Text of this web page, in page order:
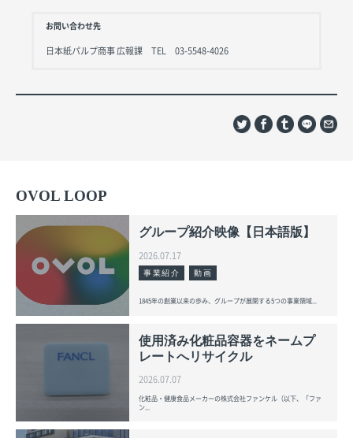
お問い合わせ先
日本紙パルプ商事 広報課 TEL 03-5548-4026
OVOL LOOP
グループ紹介映像【日本語版】
2026.07.17
事業紹介
動画
1845年の創業以来の歩み、グループが展開する5つの事業領域...
使用済み化粧品容器をネームプ
レートへリサイクル
2026.07.07
化粧品・健康食品メーカーの株式会社ファンケル（以下、「ファ
ン...